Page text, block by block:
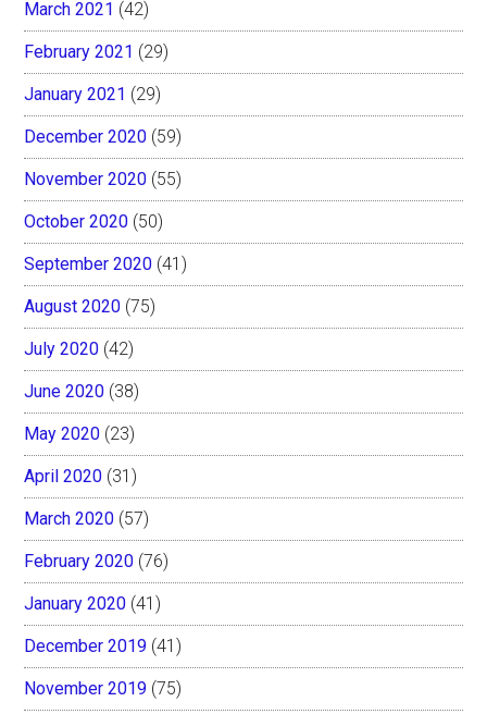
March 2021 (42)
February 2021 (29)
January 2021 (29)
December 2020 (59)
November 2020 (55)
October 2020 (50)
September 2020 (41)
August 2020 (75)
July 2020 (42)
June 2020 (38)
May 2020 (23)
April 2020 (31)
March 2020 (57)
February 2020 (76)
January 2020 (41)
December 2019 (41)
November 2019 (75)